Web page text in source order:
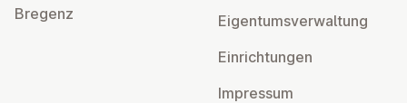
Bregenz
Ei­gen­tums­ver­wal­tung
Ein­rich­tun­gen
Impressum